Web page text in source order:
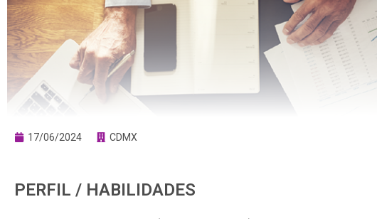
17/06/2024 CDMX
PERFIL / HABILIDADES